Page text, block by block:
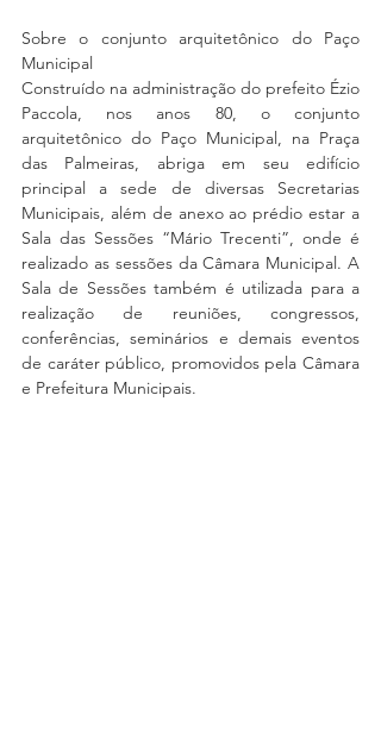
Sobre o conjunto arquitetônico do Paço
Municipal
Construído na administração do prefeito Ézio
Paccola, nos anos 80, o conjunto
arquitetônico do Paço Municipal, na Praça
das Palmeiras, abriga em seu edifício
principal a sede de diversas Secretarias
Municipais, além de anexo ao prédio estar a
Sala das Sessões “Mário Trecenti”, onde é
realizado as sessões da Câmara Municipal. A
Sala de Sessões também é utilizada para a
realização de reuniões, congressos,
conferências, seminários e demais eventos
de caráter público, promovidos pela Câmara
e Prefeitura Municipais.